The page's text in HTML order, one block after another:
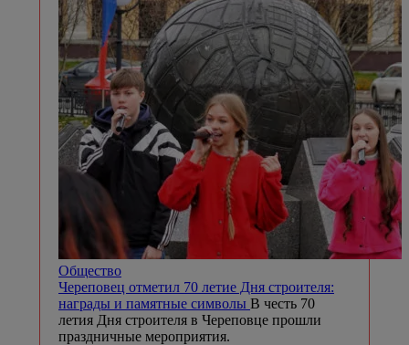
Общество
Череповец отметил 70 летие Дня строителя:
награды и памятные символы В честь 70
летия Дня строителя в Череповце прошли
праздничные мероприятия.